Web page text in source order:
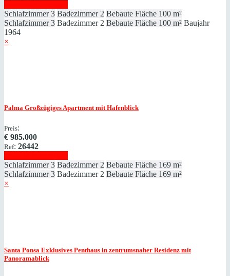
Schlafzimmer 3 Badezimmer 2 Bebaute Fläche 100 m²
Schlafzimmer 3 Badezimmer 2 Bebaute Fläche 100 m² Baujahr
1964
×
Palma Großzügiges Apartment mit Hafenblick
Preis:
€ 985.000
Ref: 26442
Schlafzimmer 3 Badezimmer 2 Bebaute Fläche 169 m²
Schlafzimmer 3 Badezimmer 2 Bebaute Fläche 169 m²
×
Santa Ponsa Exklusives Penthaus in zentrumsnaher Residenz mit
Panoramablick